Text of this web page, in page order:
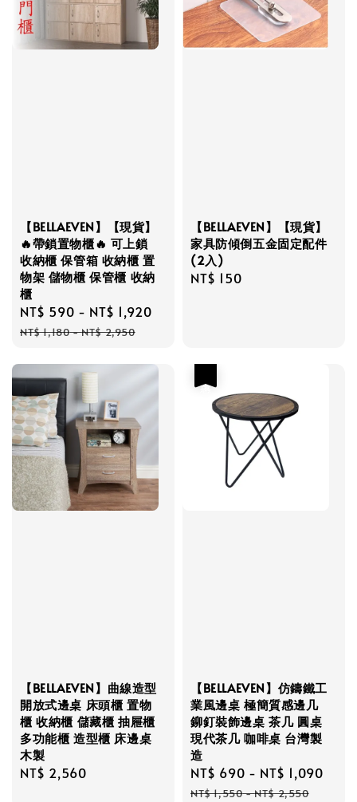
【BELLAEVEN】【現貨】
🔥帶鎖置物櫃🔥 可上鎖
收納櫃 保管箱 收納櫃 置
物架 儲物櫃 保管櫃 收納
櫃
Sale
price
NT$ 590 - NT$ 1,920
NT$ 1,180-NT$ 2,950
【BELLAEVEN】【現貨】
家具防傾倒五金固定配件
(2入)
Regular
NT$ 150
【BELLAEVEN】曲線造型
開放式邊桌 床頭櫃 置物
櫃 收納櫃 儲藏櫃 抽屜櫃
多功能櫃 造型櫃 床邊桌
木製
Regular
NT$ 2,560
【BELLAEVEN】仿鑄鐵工
業風邊桌 極簡質感邊几
鉚釘裝飾邊桌 茶几 圓桌
現代茶几 咖啡桌 台灣製
造
Sale
price
NT$ 690 - NT$ 1,090
NT$ 1,550-NT$ 2,550